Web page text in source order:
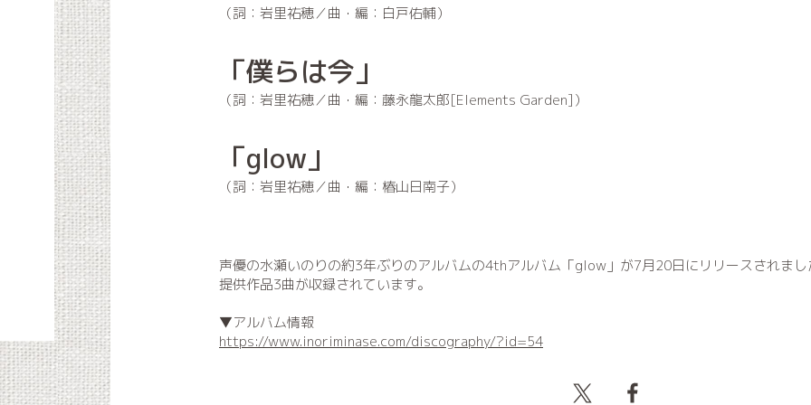
（詞：岩里祐穂／曲・編：白戸佑輔）
「僕らは今」
（詞：岩里祐穂／曲・編：藤永龍太郎[Elements Garden]）
「glow」
（詞：岩里祐穂／曲・編：椿山日南子）
声優の水瀬いのりの約3年ぶりのアルバムの4thアルバム「glow」が7月20日にリリースされまし
提供作品3曲が収録されています。
▼アルバム情報
https://www.inoriminase.com/discography/?id=54